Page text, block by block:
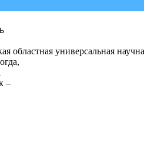
областная универсальная
–